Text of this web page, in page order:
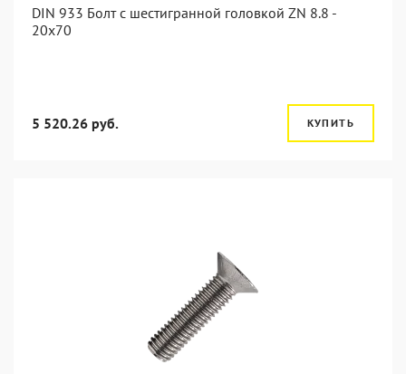
DIN 933 Болт с шестигранной головкой ZN 8.8 -
20x70
5 520.26 руб. КУПИТЬ